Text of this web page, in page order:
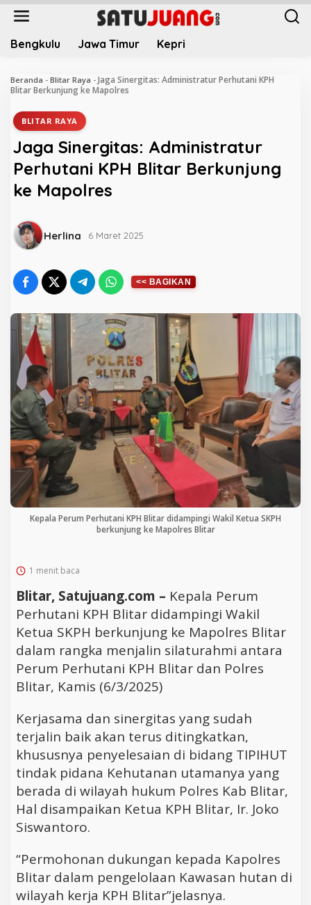
L
Bengkulu Jawa Timur Kepri
Beranda - Blitar Raya - Jaga Sinergitas: Administratur Perhutani KPH
Blitar Berkunjung ke Mapolres
BLITAR RAYA
Jaga Sinergitas: Administratur
Perhutani KPH Blitar Berkunjung
ke Mapolres
Herlina 6 Maret 2025
Kepala Perum Perhutani KPH Blitar didampingi Wakil Ketua SKPH
berkunjung ke Mapolres Blitar
1 menit baca
Blitar, Satujuang.com – Kepala Perum
Perhutani KPH Blitar didampingi Wakil
Ketua SKPH berkunjung ke Mapolres Blitar
dalam rangka menjalin silaturahmi antara
Perum Perhutani KPH Blitar dan Polres
Blitar, Kamis (6/3/2025)
Kerjasama dan sinergitas yang sudah
terjalin baik akan terus ditingkatkan,
khususnya penyelesaian di bidang TIPIHUT
tindak pidana Kehutanan utamanya yang
berada di wilayah hukum Polres Kab Blitar,
Hal disampaikan Ketua KPH Blitar, Ir. Joko
Siswantoro.
“Permohonan dukungan kepada Kapolres
Blitar dalam pengelolaan Kawasan hutan di
wilayah kerja KPH Blitar”jelasnya.